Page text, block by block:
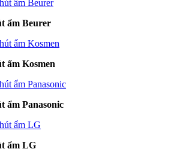
ẩm Beurer
ẩm Kosmen
ẩm Panasonic
ẩm LG